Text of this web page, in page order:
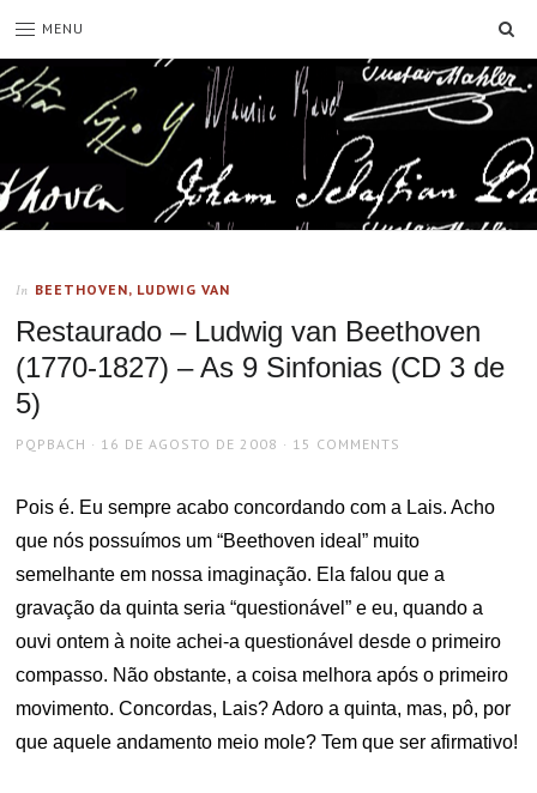
MENU
In BEETHOVEN, LUDWIG VAN
Restaurado – Ludwig van Beethoven
(1770-1827) – As 9 Sinfonias (CD 3 de
5)
AUTHOR
PQPBACH
POSTED
16 DE AGOSTO DE 2008 15 COMMENTS
Pois é. Eu sempre acabo concordando com a Lais. Acho
que nós possuímos um “Beethoven ideal” muito
semelhante em nossa imaginação. Ela falou que a
gravação da quinta seria “questionável” e eu, quando a
ouvi ontem à noite achei-a questionável desde o primeiro
compasso. Não obstante, a coisa melhora após o primeiro
movimento. Concordas, Lais? Adoro a quinta, mas, pô, por
que aquele andamento meio mole? Tem que ser afirmativo!